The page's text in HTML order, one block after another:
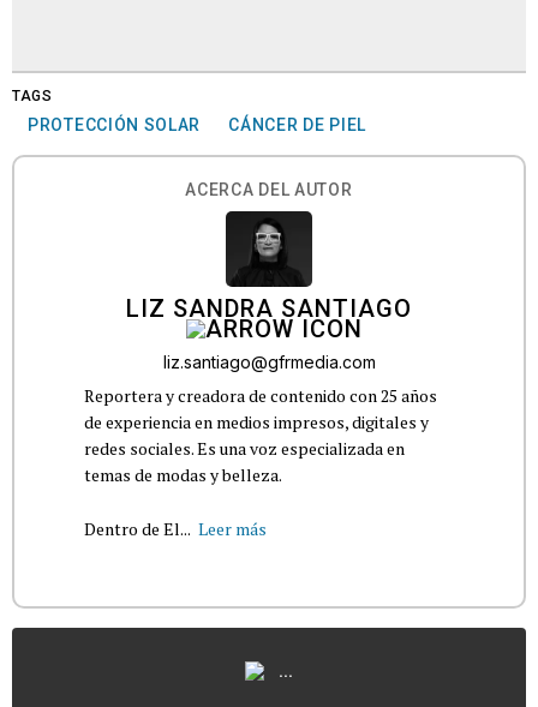
TAGS
PROTECCIÓN SOLAR CÁNCER DE PIEL
ACERCA DEL AUTOR
LIZ SANDRA SANTIAGO
liz.santiago@gfrmedia.com
Reportera y creadora de contenido con 25 años
de experiencia en medios impresos, digitales y
redes sociales. Es una voz especializada en
temas de modas y belleza.
Dentro de El... Leer más
...